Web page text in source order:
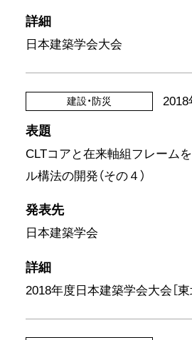
詳細
日本建築学会大会
建設・防災 2018
表題
CLTコアと在来軸組フレーム
ル構法の開発（その４）
発表先
日本建築学会
詳細
2018年度日本建築学会大会［東